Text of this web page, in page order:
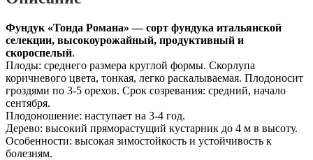
Фундук «Тонда Романа» — сорт фундука итальянской
селекции, высокоурожайный, продуктивный и
скороспелый.
Плоды: среднего размера круглой формы. Скорлупа
коричневого цвета, тонкая, легко раскалываемая. Плодоносит
гроздями по 3-5 орехов. Срок созревания: средний, начало
сентября.
Плодоношение: наступает на 3-4 год.
Дерево: высокий пряморастущий кустарник до 4 м в высоту.
Особенности: высокая зимостойкость и устойчивость к
болезням.